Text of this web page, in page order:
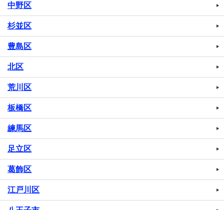
中野区
杉並区
豊島区
北区
荒川区
板橋区
練馬区
足立区
葛飾区
江戸川区